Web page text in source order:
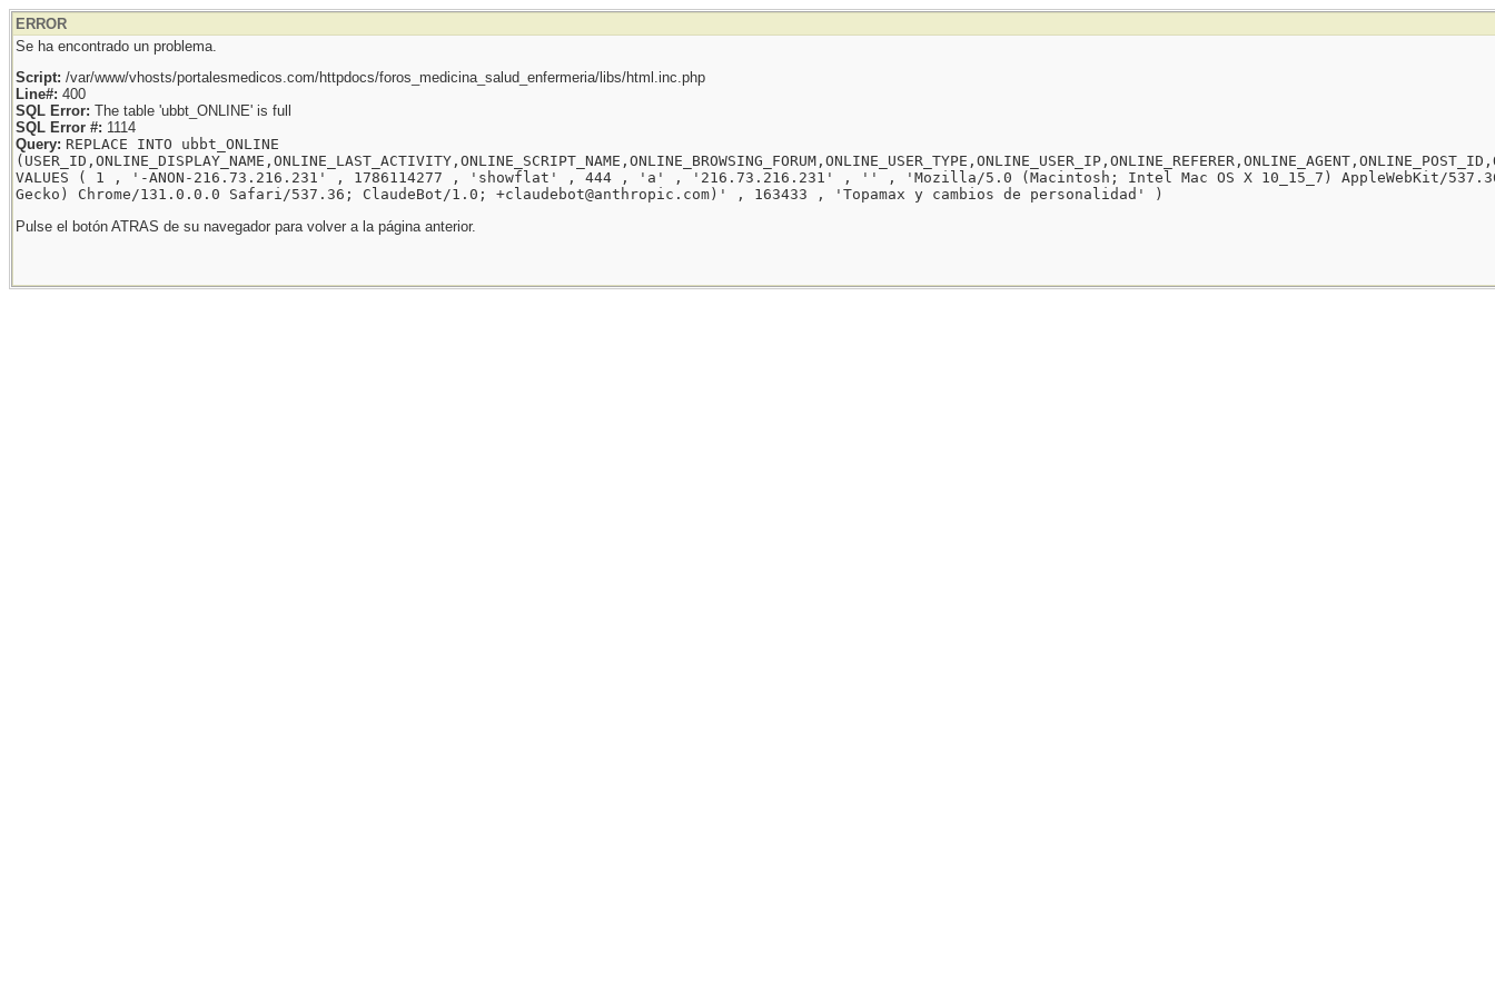
ERROR
Se ha encontrado un problema.
Script: /var/www/vhosts/portalesmedicos.com/httpdocs/foros_medicina_salud_enfermeria/libs/html.inc.php
Line#: 400
SQL Error: The table 'ubbt_ONLINE' is full
SQL Error #: 1114
Query: REPLACE INTO ubbt_ONLINE
VALUES ( 1 , '-ANON-216.73.216.231' , 1786114277 , 'showflat' , 444 , 'a' , '216.73.216.231' , '' , 'Mozilla/5.0 (Macintosh; Intel Mac OS X 10_15_7) AppleWebKit/
Gecko) Chrome/131.0.0.0 Safari/537.36; ClaudeBot/1.0; +claudebot@anthropic.com)' , 163433 , 'Topamax y cambios de personalidad' )
Pulse el botón ATRAS de su navegador para volver a la página anterior.